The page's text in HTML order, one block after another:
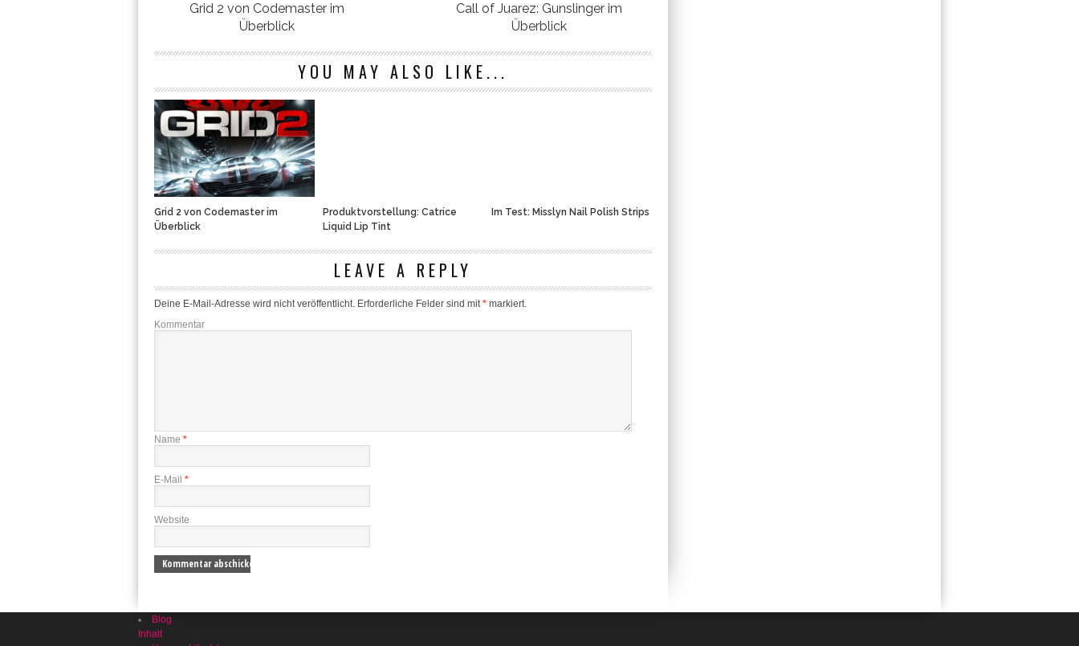
Grid 2 von Codemaster im
Überblick
Call of Juarez: Gunslinger im
Überblick
YOU MAY ALSO LIKE...
Grid 2 von Codemaster im
Überblick
Produktvorstellung: Catrice
Liquid Lip Tint
Im Test: Misslyn Nail Polish Strips
LEAVE A REPLY
Deine E-Mail-Adresse wird nicht veröffentlicht. Erforderliche Felder sind mit* markiert.
Kommentar
Name *
E-Mail *
Website
Blog
Inhalt